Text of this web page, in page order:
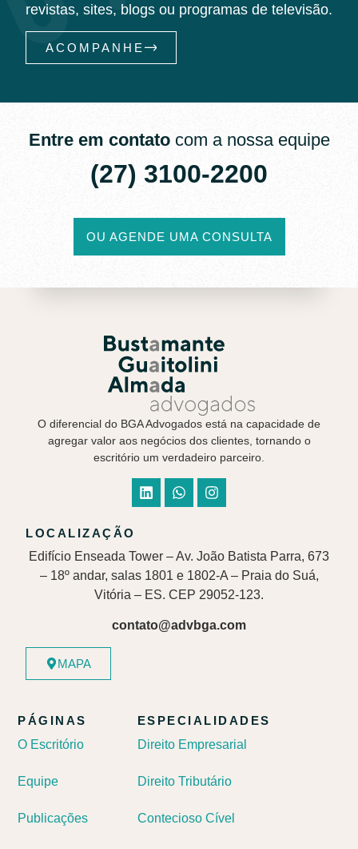
revistas, sites, blogs ou programas de televisão.
ACOMPANHE
Entre em contatocom a nossa equipe
(27) 3100-2200​
OU AGENDE UMA CONSULTA
O diferencial do BGA Advogados está na capacidade de
agregar valor aos negócios dos clientes, tornando o
escritório um verdadeiro parceiro.
PÁGINAS
O Escritório
Equipe
Publicações
ESPECIALIDADES
Direito Empresarial
Direito Tributário
Contecioso Cível
LOCALIZAÇÃO
Edifício Enseada Tower – Av. João Batista Parra, 673
– 18º andar, salas 1801 e 1802-A – Praia do Suá,
Vitória – ES. CEP 29052-123.
contato@advbga.com
MAPA